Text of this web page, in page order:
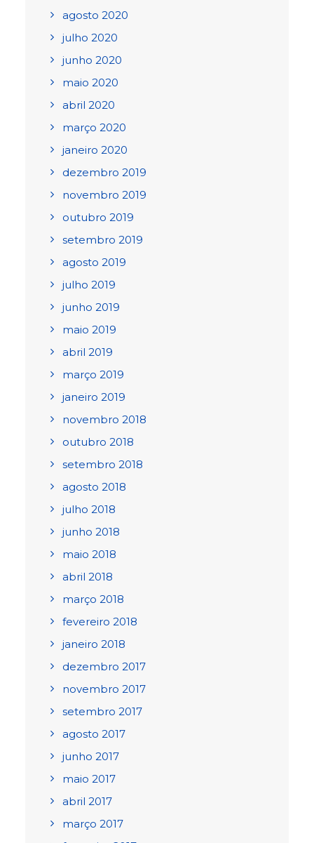
agosto 2020
julho 2020
junho 2020
maio 2020
abril 2020
março 2020
janeiro 2020
dezembro 2019
novembro 2019
outubro 2019
setembro 2019
agosto 2019
julho 2019
junho 2019
maio 2019
abril 2019
março 2019
janeiro 2019
novembro 2018
outubro 2018
setembro 2018
agosto 2018
julho 2018
junho 2018
maio 2018
abril 2018
março 2018
fevereiro 2018
janeiro 2018
dezembro 2017
novembro 2017
setembro 2017
agosto 2017
junho 2017
maio 2017
abril 2017
março 2017